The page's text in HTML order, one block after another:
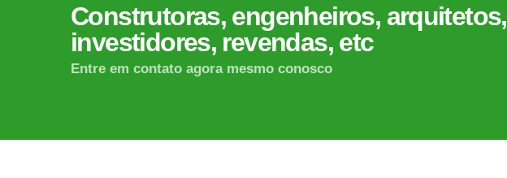
Construtoras, engenheiros, arquitetos,
investidores, revendas, etc
Entre em contato agora mesmo conosco